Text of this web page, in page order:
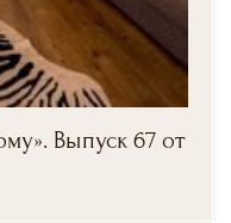
Выпуск 67 от